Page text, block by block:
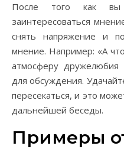
После того как вы
заинтересоваться
снять напряжение и
мнение. Например: «А
атмосферу
для обсуждения.
пересекаться, и это
дальнейшей беседы.
Примеры